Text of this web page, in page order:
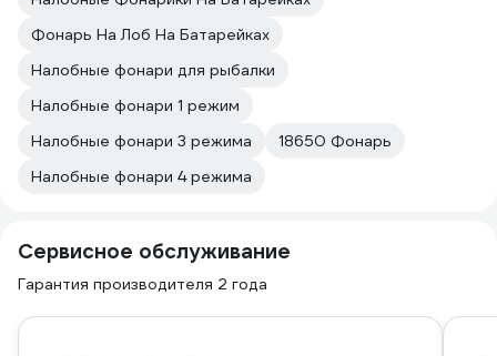
Фонарь На Лоб На Батарейках
Налобные фонари для рыбалки
Налобные фонари 1 режим
Налобные фонари 3 режима
18650 Фонарь
Налобные фонари 4 режима
Сервисное обслуживание
Гарантия производителя 2 года